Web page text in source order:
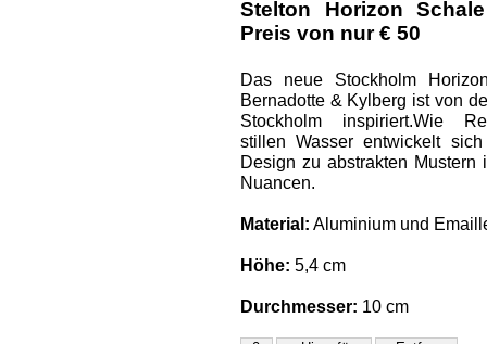
Stelton Horizon
Preis von nur € 50
Das neue Stockholm
Bernadotte & Kylberg ist von
Stockholm inspiriert.Wie
stillen Wasser entwickelt
Design zu abstrakten Mustern
Nuancen.
Material: Aluminium und
Höhe: 5,4 cm
Durchmesser: 10 cm